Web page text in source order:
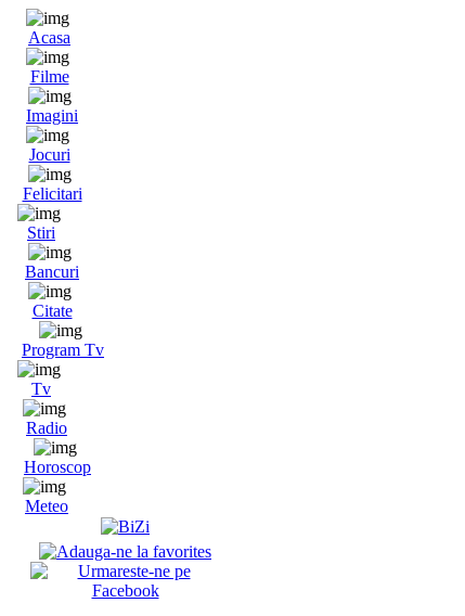
Acasa
Filme
Imagini
Jocuri
Felicitari
Stiri
Bancuri
Citate
Program Tv
Tv
Radio
Horoscop
Meteo